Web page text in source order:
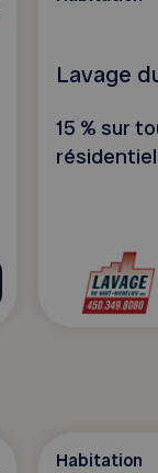
Lavage
15 % sur
Habitation